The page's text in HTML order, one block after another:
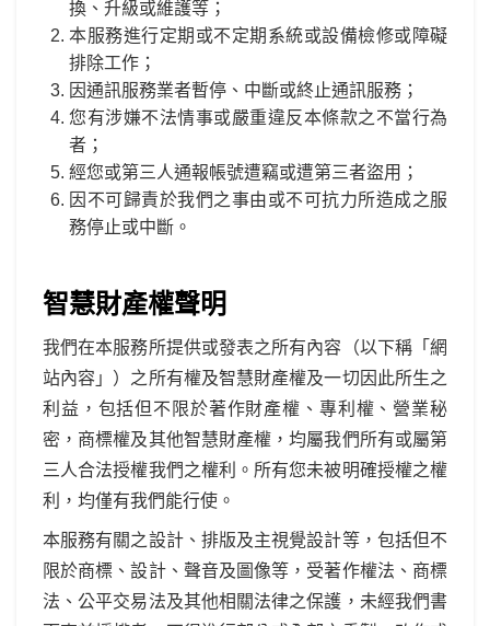
換、升級或維護等；
本服務進行定期或不定期系統或設備檢修或障礙
排除工作；
因通訊服務業者暫停、中斷或終止通訊服務；
您有涉嫌不法情事或嚴重違反本條款之不當行為
者；
經您或第三人通報帳號遭竊或遭第三者盜用；
因不可歸責於我們之事由或不可抗力所造成之服
務停止或中斷。
智慧財產權聲明
我們在本服務所提供或發表之所有內容（以下稱「網
站內容」）之所有權及智慧財產權及一切因此所生之
利益，包括但不限於著作財產權、專利權、營業秘
密，商標權及其他智慧財產權，均屬我們所有或屬第
三人合法授權我們之權利。所有您未被明確授權之權
利，均僅有我們能行使。
本服務有關之設計、排版及主視覺設計等，包括但不
限於商標、設計、聲音及圖像等，受著作權法、商標
法、公平交易法及其他相關法律之保護，未經我們書